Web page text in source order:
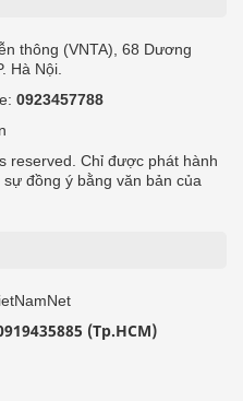
thông (VNTA), 68 Dương
Hà Nội.
0923457788
reserved. Chỉ được phát hành
đồng ý bằng văn bản của
(Tp.HCM)